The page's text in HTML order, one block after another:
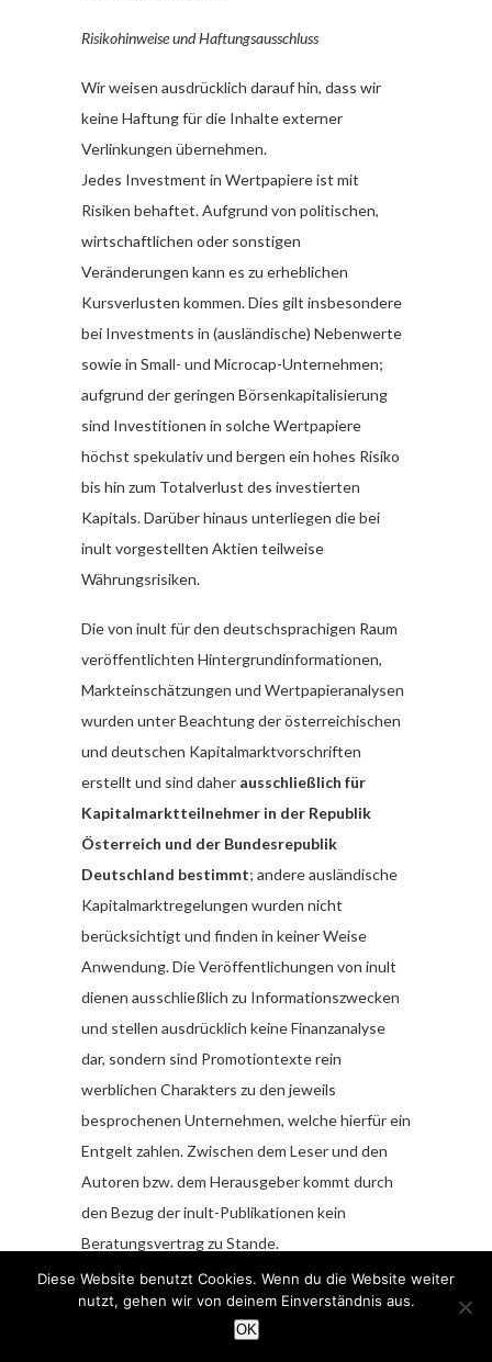
Risikohinweise und Haftungsausschluss
Wir weisen ausdrücklich darauf hin, dass wir
keine Haftung für die Inhalte externer
Verlinkungen übernehmen.
Jedes Investment in Wertpapiere ist mit
Risiken behaftet. Aufgrund von politischen,
wirtschaftlichen oder sonstigen
Veränderungen kann es zu erheblichen
Kursverlusten kommen. Dies gilt insbesondere
bei Investments in (ausländische) Nebenwerte
sowie in Small- und Microcap-Unternehmen;
aufgrund der geringen Börsenkapitalisierung
sind Investitionen in solche Wertpapiere
höchst spekulativ und bergen ein hohes Risiko
bis hin zum Totalverlust des investierten
Kapitals. Darüber hinaus unterliegen die bei
inult vorgestellten Aktien teilweise
Währungsrisiken.
Die von inult für den deutschsprachigen Raum
veröffentlichten Hintergrundinformationen,
Markteinschätzungen und Wertpapieranalysen
wurden unter Beachtung der österreichischen
und deutschen Kapitalmarktvorschriften
erstellt und sind daher ausschließlich für
Kapitalmarktteilnehmer in der Republik
Österreich und der Bundesrepublik
Deutschland bestimmt; andere ausländische
Kapitalmarktregelungen wurden nicht
berücksichtigt und finden in keiner Weise
Anwendung. Die Veröffentlichungen von inult
dienen ausschließlich zu Informationszwecken
und stellen ausdrücklich keine Finanzanalyse
dar, sondern sind Promotiontexte rein
werblichen Charakters zu den jeweils
besprochenen Unternehmen, welche hierfür ein
Entgelt zahlen. Zwischen dem Leser und den
Autoren bzw. dem Herausgeber kommt durch
den Bezug der inult-Publikationen kein
Beratungsvertrag zu Stande.
Sämtliche Informationen und Analysen stellen
weder eine Aufforderung noch ein Angebot
Diese Website benutzt Cookies. Wenn du die Website weiter
nutzt, gehen wir von deinem Einverständnis aus.
OK